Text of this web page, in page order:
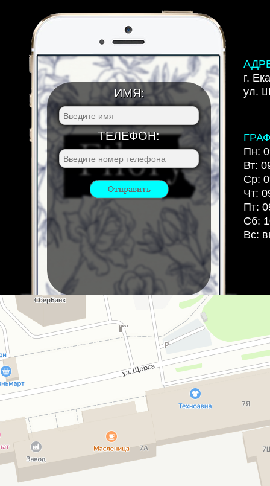
ИМЯ:
ТЕЛЕФОН:
г.
ул.
Пн:
Вт:
Ср:
Чт:
Пт:
Сб:
Вс: